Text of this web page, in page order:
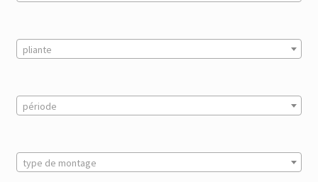
pliante
période
type de montage